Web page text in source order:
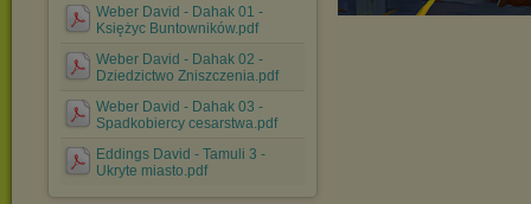
Weber David - Dahak 01 -
Księżyc Buntowników.pdf
Weber David - Dahak 02 -
Dziedzictwo Zniszczenia.pdf
Weber David - Dahak 03 -
Spadkobiercy cesarstwa.pdf
Eddings David - Tamuli 3 -
Ukryte miasto.pdf